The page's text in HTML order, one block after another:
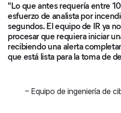
"Lo que antes requería entre
esfuerzo de analista por
segundos. El equipo de IR ya
procesar que requiera iniciar
recibiendo una alerta
que está lista para la toma de
– Equipo de ingeniería de